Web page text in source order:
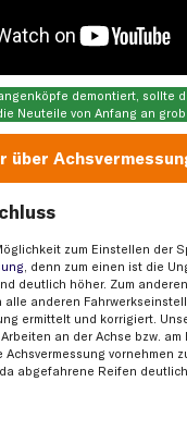
demontiert, sollte
Neuteile von Anfang an
über
zum Einstellen der
, denn zum einen ist die
deutlich höher. Zum
alle anderen
ermittelt und korrigiert.
an der Achse bzw. am
vornehmen
abgefahrene Reifen